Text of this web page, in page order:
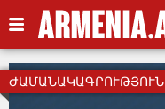
ԺԱՄԱՆԱԿԱԳՐՈՒԹՅՈՒՆ